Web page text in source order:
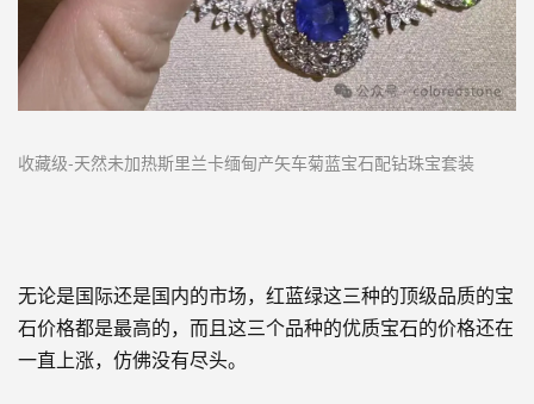
收藏级-天然未加热斯里兰卡缅甸产矢车菊蓝宝石配钻珠宝套装
无论是国际还是国内的市场，红蓝绿这三种的顶级品质的宝
石价格都是最高的，而且这三个品种的优质宝石的价格还在
一直上涨，仿佛没有尽头。